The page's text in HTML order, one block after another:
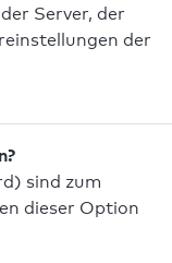
Server, der
der
sind zum
dieser Option